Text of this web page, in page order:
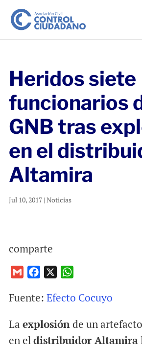
Heridos siete
funcionarios
GNB tras
en el
Altamira
Jul 10, 2017| Noticias
comparte
a
l
c
b
o
a
s
A
Fuente: Efecto Cocuyo
La explosiónde un
en eldistribuidor Altamira